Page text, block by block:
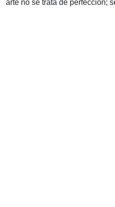
arte no se trata de perfección;